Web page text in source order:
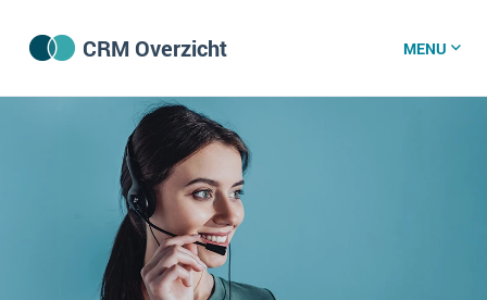
CRM Overzicht
CRM software
CRM kenniscentrum
CRM nieuws
MENU